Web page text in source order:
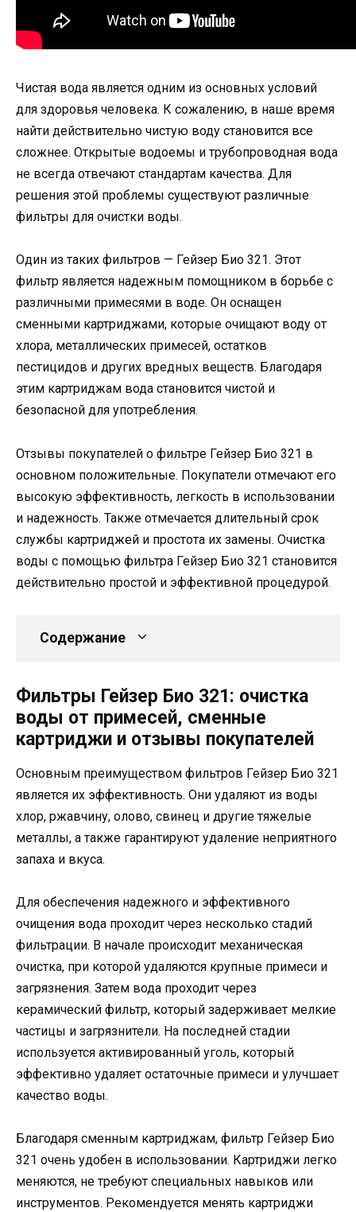
Чистая вода является одним из основных условий
для здоровья человека. К сожалению, в наше время
найти действительно чистую воду становится все
сложнее. Открытые водоемы и трубопроводная вода
не всегда отвечают стандартам качества. Для
решения этой проблемы существуют различные
фильтры для очистки воды.
Один из таких фильтров — Гейзер Био 321. Этот
фильтр является надежным помощником в борьбе с
различными примесями в воде. Он оснащен
сменными картриджами, которые очищают воду от
хлора, металлических примесей, остатков
пестицидов и других вредных веществ. Благодаря
этим картриджам вода становится чистой и
безопасной для употребления.
Отзывы покупателей о фильтре Гейзер Био 321 в
основном положительные. Покупатели отмечают его
высокую эффективность, легкость в использовании
и надежность. Также отмечается длительный срок
службы картриджей и простота их замены. Очистка
воды с помощью фильтра Гейзер Био 321 становится
действительно простой и эффективной процедурой.
Содержание
Фильтры Гейзер Био 321: очистка
воды от примесей, сменные
картриджи и отзывы покупателей
Основным преимуществом фильтров Гейзер Био 321
является их эффективность. Они удаляют из воды
хлор, ржавчину, олово, свинец и другие тяжелые
металлы, а также гарантируют удаление неприятного
запаха и вкуса.
Для обеспечения надежного и эффективного
очищения вода проходит через несколько стадий
фильтрации. В начале происходит механическая
очистка, при которой удаляются крупные примеси и
загрязнения. Затем вода проходит через
керамический фильтр, который задерживает мелкие
частицы и загрязнители. На последней стадии
используется активированный уголь, который
эффективно удаляет остаточные примеси и улучшает
качество воды.
Благодаря сменным картриджам, фильтр Гейзер Био
321 очень удобен в использовании. Картриджи легко
меняются, не требуют специальных навыков или
инструментов. Рекомендуется менять картриджи